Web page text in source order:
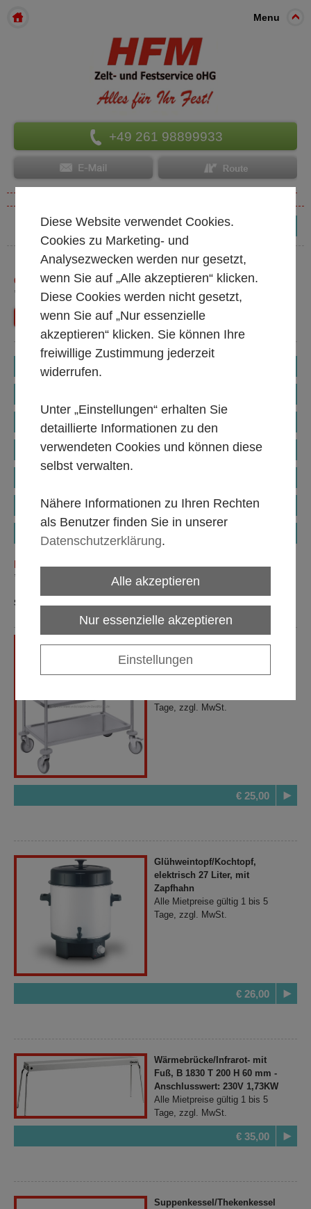
Menu
+49 261 98899933
GASTROGERÄTE / ZAPF.- & KÜHLANLAGEN / GRILLS
* alle Preise exkl. MwSt.
Zurück Shop Startseite
Kleingeräte (Currywurstschneider etc.)
Zapfanlagen
Kühl.- und Schankwagen
Kühlschränke und Truhen
Holzkohle und Gasgrills
PRODUKTE
* alle Preise exkl. MwSt.
Sortierung:
Abmessung (Höhe oberste
Ablage/Tiefe/Breite in cm) :
Tage, zzgl. MwSt.
€ 25,00
Glühweintopf/Kochtopf,
elektrisch 27 Liter, mit
Zapfhahn
Alle Mietpreise gültig 1 bis 5
Tage, zzgl. MwSt.
€ 26,00
Wärmebrücke/Infrarot- mit
Fuß, B 1830 T 200 H 60 mm -
Anschlusswert: 230V 1,73KW
Alle Mietpreise gültig 1 bis 5
Tage, zzgl. MwSt.
€ 35,00
Suppenkessel/Thekenkessel
Diese Website verwendet Cookies.
Cookies zu Marketing- und
Analysezwecken werden nur gesetzt,
wenn Sie auf „Alle akzeptieren“ klicken.
Diese Cookies werden nicht gesetzt,
wenn Sie auf „Nur essenzielle
akzeptieren“ klicken. Sie können Ihre
freiwillige Zustimmung jederzeit
widerrufen.
Unter „Einstellungen“ erhalten Sie
detaillierte Informationen zu den
verwendeten Cookies und können diese
selbst verwalten.
Nähere Informationen zu Ihren Rechten
als Benutzer finden Sie in unserer
Datenschutzerklärung.
Alle akzeptieren
Nur essenzielle akzeptieren
Einstellungen